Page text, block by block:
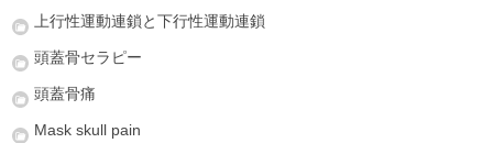
上行性運動連鎖と下行性運動連鎖
頭蓋骨セラピー
頭蓋骨痛
Mask skull pain